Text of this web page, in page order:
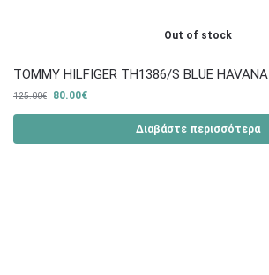
Out of stock
TOMMY HILFIGER TH1386/S BLUE HAVANA
125.00€ 80.00€
Διαβάστε περισσότερα